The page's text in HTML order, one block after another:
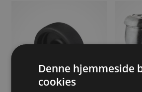
Denne hjemmeside
cookies